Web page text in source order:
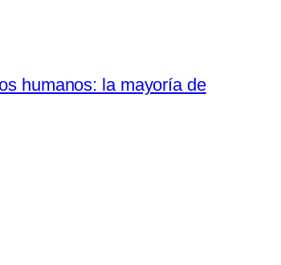
humanos: la mayoría de